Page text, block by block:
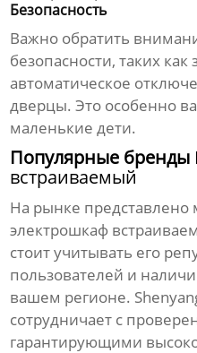
Безопасность
Важно обратить
безопасности, таких как
автоматическое
дверцы. Это особенно
маленькие дети.
Популярные бренды
встраиваемый
На рынке представлено
электрошкаф
стоит учитывать его
пользователей и
вашем регионе.
сотрудничает с
гарантирующими